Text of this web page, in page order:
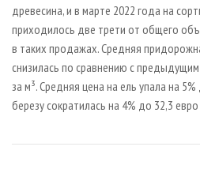
древесина, и в марте 2022 года на
приходилось две трети от общего
в таких продажах. Средняя
снизилась по сравнению с
за м³. Средняя цена на ель упала на
березу сократилась на 4% до 32,3 евро